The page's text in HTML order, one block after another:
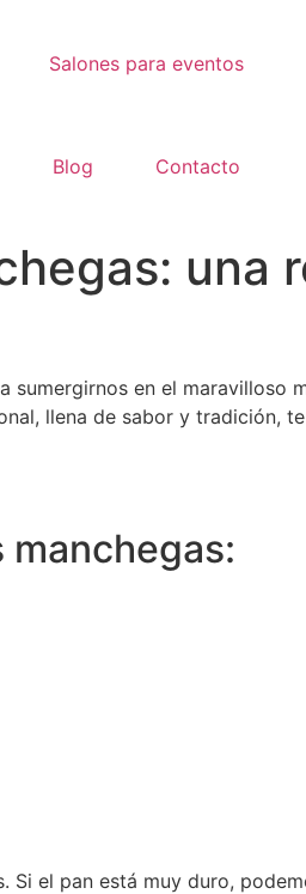
Salones para eventos
Blog Contacto
una
sumergirnos en el
llena de sabor y tradición,
Si el pan está muy duro,